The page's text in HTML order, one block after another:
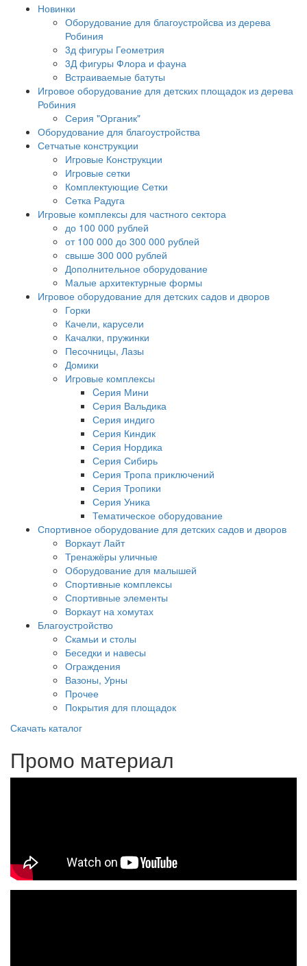
Новинки
Оборудование для благоустройсва из дерева
Робиния
3д фигуры Геометрия
3Д фигуры Флора и фауна
Встраиваемые батуты
Игровое оборудование для детских площадок из дерева
Робиния
Серия "Органик"
Оборудование для благоустройства
Сетчатые конструкции
Игровые Конструкции
Игровые сетки
Комплектующие Сетки
Сетка Радуга
Игровые комплексы для частного сектора
до 100 000 рублей
от 100 000 до 300 000 рублей
свыше 300 000 рублей
Дополнительное оборудование
Малые архитектурные формы
Игровое оборудование для детских садов и дворов
Горки
Качели, карусели
Качалки, пружинки
Песочницы, Лазы
Домики
Игровые комплексы
Cерия Мини
Серия Вальдика
Серия индиго
Серия Киндик
Серия Нордика
Серия Сибирь
Серия Тропа приключений
Серия Тропики
Серия Уника
Тематическое оборудование
Спортивное оборудование для детских садов и дворов
Воркаут Лайт
Тренажёры уличные
Оборудование для малышей
Спортивные комплексы
Спортивные элементы
Воркаут на хомутах
Благоустройство
Скамьи и столы
Беседки и навесы
Ограждения
Вазоны, Урны
Прочее
Покрытия для площадок
Скачать каталог
Промо материал